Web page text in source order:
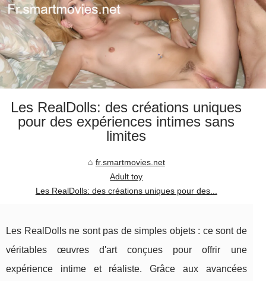
Les RealDolls: des créations uniques
pour des expériences intimes sans
limites
fr.smartmovies.net
Adult toy
Les RealDolls: des créations uniques pour des...
Les RealDolls ne sont pas de simples objets : ce sont de
véritables œuvres d'art conçues pour offrir une
expérience intime et réaliste. Grâce aux avancées